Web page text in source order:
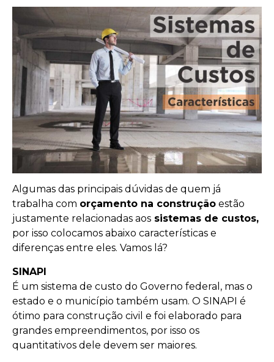
Algumas das principais dúvidas de quem já
trabalha com orçamento na construção estão
justamente relacionadas aos sistemas de custos,
por isso colocamos abaixo características e
diferenças entre eles. Vamos lá?
SINAPI
É um sistema de custo do Governo federal, mas o
estado e o município também usam. O SINAPI é
ótimo para construção civil e foi elaborado para
grandes empreendimentos, por isso os
quantitativos dele devem ser maiores.